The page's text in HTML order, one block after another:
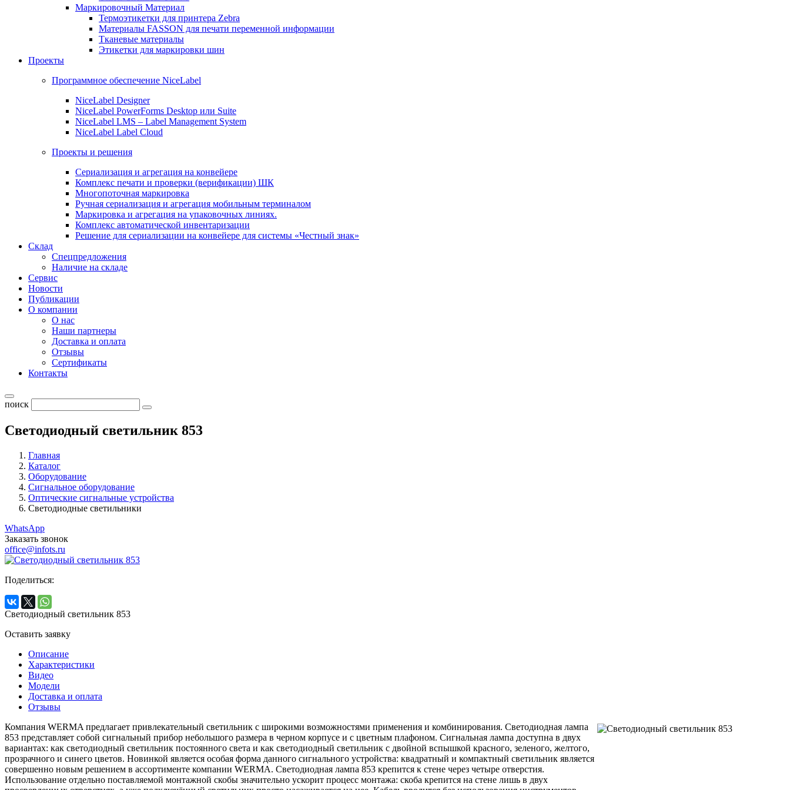
Маркировочный Материал
Термоэтикетки для принтера Zebra
Материалы FASSON для печати переменной информации
Тканевые материалы
Этикетки для маркировки шин
Проекты
Программное обеспечение NiceLabel
NiceLabel Designer
NiceLabel PowerForms Desktop или Suite
NiceLabel LMS – Label Management System
NiceLabel Label Cloud
Проекты и решения
Сериализация и агрегация на конвейере
Комплекс печати и проверки (верификации) ШК
Многопоточная маркировка
Ручная сериализация и агрегация мобильным терминалом
Маркировка и агрегация на упаковочных линиях.
Комплекс автоматической инвентаризации
Решение для сериализации на конвейере для системы «Честный знак»
Склад
Спецпредложения
Наличие на складе
Сервис
Новости
Публикации
О компании
О нас
Наши партнеры
Доставка и оплата
Отзывы
Сертификаты
Контакты
поиск
Светодиодный светильник 853
Главная
Каталог
Оборудование
Cигнальное оборудование
Оптические сигнальные устройства
Светодиодные светильники
WhatsApp
Заказать звонок
office@infots.ru
Поделиться:
Светодиодный светильник 853
Оставить заявку
Описание
Характеристики
Видео
Модели
Доставка и оплата
Отзывы
Компания WERMA предлагает привлекательный светильник с широкими возможностями применения и комбинирования. Светодиодная лампа
853 представляет собой сигнальный прибор небольшого размера в черном корпусе и с цветным плафоном. Сигнальная лампа доступна в двух
вариантах: как светодиодный светильник постоянного света и как светодиодный светильник c двойной вспышкой красного, зеленого, желтого,
прозрачного и синего цветов. Новинкой является особая форма данного сигнального устройства: квадратный и компактный светильник является
совершенно новым решением в ассортименте компании WERMA. Светодиодная лампа 853 крепится к стене через четыре отверстия.
Использование отдельно поставляемой монтажной скобы значительно ускорит процесс монтажа: скоба крепится на стене лишь в двух